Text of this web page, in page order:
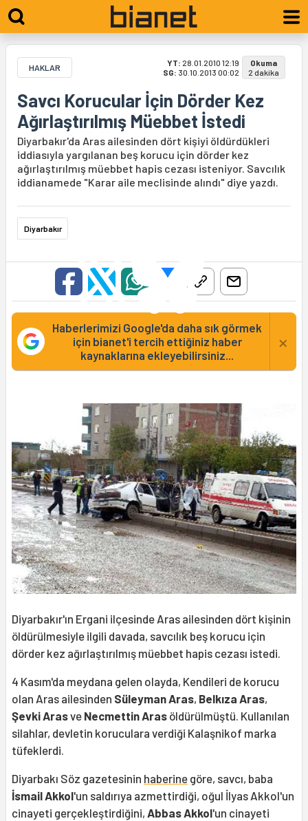
HAKLAR YT: 28.01.2010 12:19
SG: 30.10.2013 00:02
Okuma
2 dakika
Savcı Korucular İçin Dörder Kez
Ağırlaştırılmış Müebbet İstedi
Diyarbakır'da Aras ailesinden dört kişiyi öldürdükleri
iddiasıyla yargılanan beş korucu için dörder kez
ağırlaştırılmış müebbet hapis cezası isteniyor. Savcılık
iddianamede "Karar aile meclisinde alındı" diye yazdı.
Diyarbakır
Haberlerimizi Google'da daha sık görmek
için bianet'i tercih ettiğiniz haber
kaynaklarına ekleyebilirsiniz...
×
Diyarbakır'ın Ergani ilçesinde Aras ailesinden dört kişinin
öldürülmesiyle ilgili davada, savcılık beş korucu için
dörder kez ağırlaştırılmış müebbet hapis cezası istedi.
4 Kasım'da meydana gelen olayda, Kendileri de korucu
olan Aras ailesinden Süleyman Aras, Belkıza Aras,
Şevki Arasve Necmettin Aras öldürülmüştü. Kullanılan
silahlar, devletin koruculara verdiği Kalaşnikof marka
tüfeklerdi.
Diyarbakı Söz gazetesinin haberine göre, savcı, baba
İsmail Akkol'un saldırıya azmettirdiği, oğul İlyas Akkol'un
cinayeti gerçekleştirdiğini, Abbas Akkol'un cinayeti